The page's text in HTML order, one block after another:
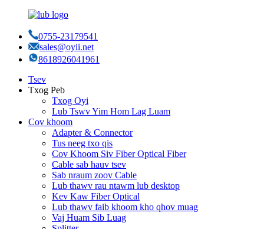
0755-23179541
sales@oyii.net
8618926041961
Tsev
Txog Peb
Txog Oyi
Lub Tswv Yim Hom Lag Luam
Cov khoom
Adapter & Connector
Tus neeg txo qis
Cov Khoom Siv Fiber Optical Fiber
Cable sab hauv tsev
Sab nraum zoov Cable
Lub thawv rau ntawm lub desktop
Kev Kaw Fiber Optical
Lub thawv faib khoom kho qhov muag
Vaj Huam Sib Luag